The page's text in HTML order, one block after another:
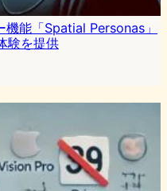
能「Spatial Personas」
験を提供